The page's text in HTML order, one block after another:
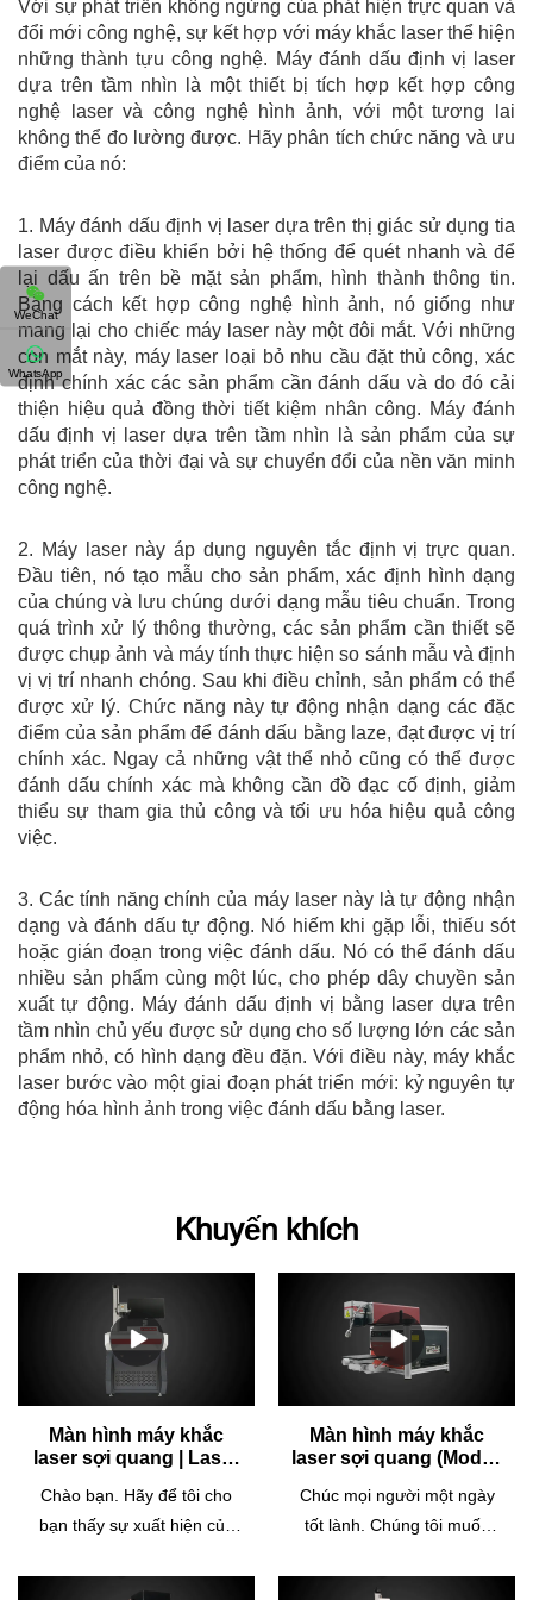
Với sự phát triển không ngừng của phát hiện trực quan và
đổi mới công nghệ, sự kết hợp với máy khắc laser thể hiện
những thành tựu công nghệ. Máy đánh dấu định vị laser
dựa trên tầm nhìn là một thiết bị tích hợp kết hợp công
nghệ laser và công nghệ hình ảnh, với một tương lai
không thể đo lường được. Hãy phân tích chức năng và ưu
điểm của nó:
1. Máy đánh dấu định vị laser dựa trên thị giác sử dụng tia
laser được điều khiển bởi hệ thống để quét nhanh và để
lại dấu ấn trên bề mặt sản phẩm, hình thành thông tin.
Bằng cách kết hợp công nghệ hình ảnh, nó giống như
mang lại cho chiếc máy laser này một đôi mắt. Với những
con mắt này, máy laser loại bỏ nhu cầu đặt thủ công, xác
định chính xác các sản phẩm cần đánh dấu và do đó cải
thiện hiệu quả đồng thời tiết kiệm nhân công. Máy đánh
dấu định vị laser dựa trên tầm nhìn là sản phẩm của sự
phát triển của thời đại và sự chuyển đổi của nền văn minh
công nghệ.
2. Máy laser này áp dụng nguyên tắc định vị trực quan.
Đầu tiên, nó tạo mẫu cho sản phẩm, xác định hình dạng
của chúng và lưu chúng dưới dạng mẫu tiêu chuẩn. Trong
quá trình xử lý thông thường, các sản phẩm cần thiết sẽ
được chụp ảnh và máy tính thực hiện so sánh mẫu và định
vị vị trí nhanh chóng. Sau khi điều chỉnh, sản phẩm có thể
được xử lý. Chức năng này tự động nhận dạng các đặc
điểm của sản phẩm để đánh dấu bằng laze, đạt được vị trí
chính xác. Ngay cả những vật thể nhỏ cũng có thể được
đánh dấu chính xác mà không cần đồ đạc cố định, giảm
thiểu sự tham gia thủ công và tối ưu hóa hiệu quả công
việc.
3. Các tính năng chính của máy laser này là tự động nhận
dạng và đánh dấu tự động. Nó hiếm khi gặp lỗi, thiếu sót
hoặc gián đoạn trong việc đánh dấu. Nó có thể đánh dấu
nhiều sản phẩm cùng một lúc, cho phép dây chuyền sản
xuất tự động. Máy đánh dấu định vị bằng laser dựa trên
tầm nhìn chủ yếu được sử dụng cho số lượng lớn các sản
phẩm nhỏ, có hình dạng đều đặn. Với điều này, máy khắc
laser bước vào một giai đoạn phát triển mới: kỷ nguyên tự
động hóa hình ảnh trong việc đánh dấu bằng laser.
Khuyến khích
Màn hình máy khắc
laser sợi quang | Laser
Chào bạn. Hãy để tôi cho
bạn thấy sự xuất hiện của
Màn hình máy khắc
laser sợi quang (Model:
Cosmo
Chúc mọi người một ngày
tốt lành. Chúng tôi muốn
WeChat
WhatsApp